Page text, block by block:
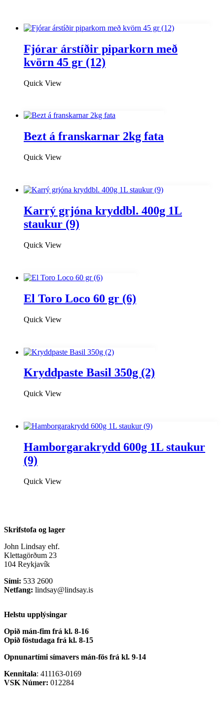
Fjórar árstíðir piparkorn með
kvörn 45 gr (12)
Quick View
Bezt á franskarnar 2kg fata
Quick View
Karrý grjóna kryddbl. 400g 1L
staukur (9)
Quick View
El Toro Loco 60 gr (6)
Quick View
Kryddpaste Basil 350g (2)
Quick View
Hamborgarakrydd 600g 1L staukur
(9)
Quick View
Skrifstofa og lager
John Lindsay ehf.
Klettagörðum 23
104 Reykjavík
Sími: 533 2600
Netfang: lindsay@lindsay.is
Helstu upplýsingar
Opið mán-fim frá kl. 8-16
Opið föstudaga frá kl. 8-15
Opnunartími símavers mán-fös frá kl. 9-14
Kennitala: 411163-0169
VSK Númer: 012284